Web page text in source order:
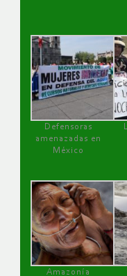
Defensoras
amenazadas en
México
Amazonía